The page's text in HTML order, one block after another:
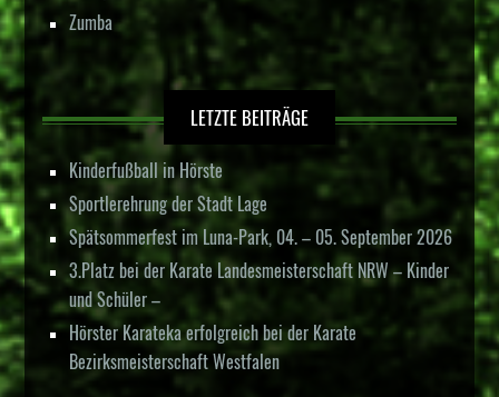
Zumba
LETZTE BEITRÄGE
Kinderfußball in Hörste
Sportlerehrung der Stadt Lage
Spätsommerfest im Luna-Park, 04. – 05. September 2026
3.Platz bei der Karate Landesmeisterschaft NRW – Kinder
und Schüler –
Hörster Karateka erfolgreich bei der Karate
Bezirksmeisterschaft Westfalen